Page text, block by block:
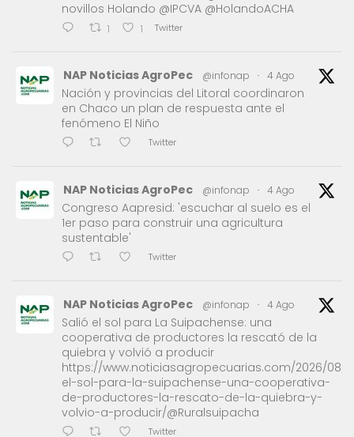
novillos Holando @IPCVA @HolandoACHA
1 1 Twitter
NAP Noticias AgroPec @infonap · 4 Ago
Nación y provincias del Litoral coordinaron
en Chaco un plan de respuesta ante el
fenómeno El Niño
Twitter
NAP Noticias AgroPec @infonap · 4 Ago
Congreso Aapresid: 'escuchar al suelo es el
1er paso para construir una agricultura
sustentable'
Twitter
NAP Noticias AgroPec @infonap · 4 Ago
Salió el sol para La Suipachense: una
cooperativa de productores la rescató de la
quiebra y volvió a producir
https://www.noticiasagropecuarias.com/2026/08/
el-sol-para-la-suipachense-una-cooperativa-
de-productores-la-rescato-de-la-quiebra-y-
volvio-a-producir/@Ruralsuipacha
Twitter